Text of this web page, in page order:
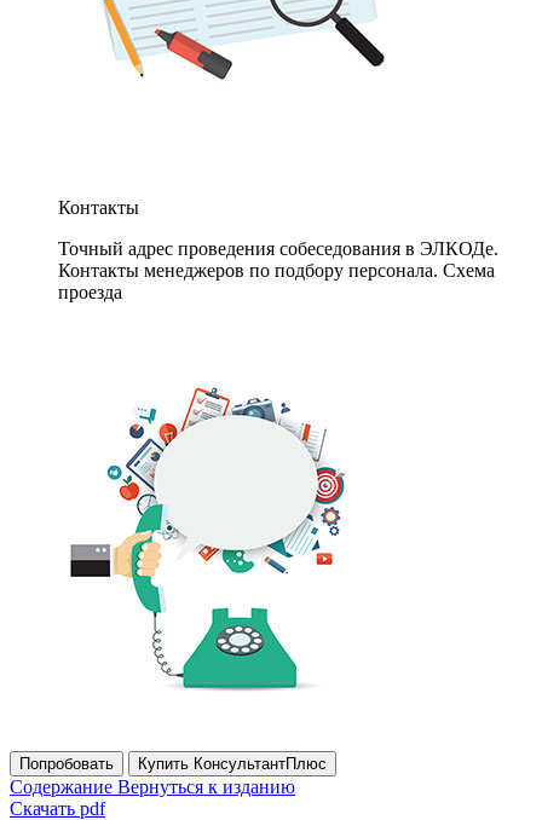
Контакты
Точный адрес проведения собеседования в ЭЛКОДе.
Контакты менеджеров по подбору персонала. Схема
проезда
Попробовать Купить КонсультантПлюс
Содержание Вернуться к изданию
Скачать pdf